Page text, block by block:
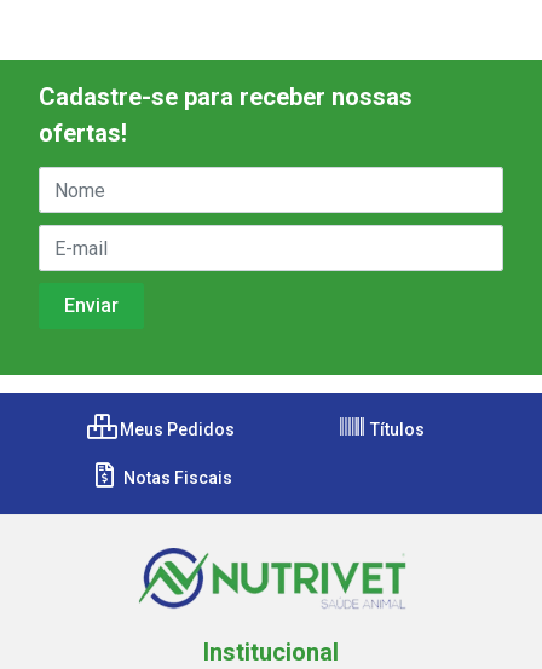
Cadastre-se para receber nossas
ofertas!
Meus Pedidos Títulos
Notas Fiscais
Institucional